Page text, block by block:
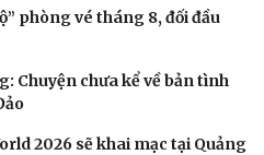
phòng vé tháng 8, đối đầu
Chuyện chưa kể về bản tình
2026 sẽ khai mạc tại Quảng